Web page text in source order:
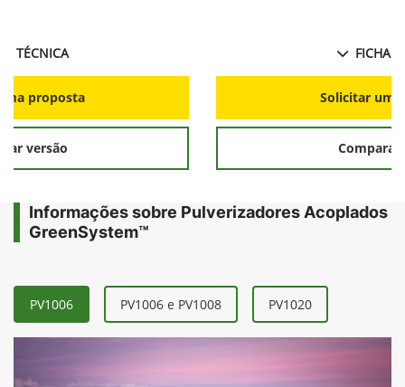
TÉCNICA
proposta
versão
FICHA
Solicitar
Comparar
Informações sobre Pulverizadores Acoplados
GreenSystem™
PV1006 PV1006 e PV1008 PV1020